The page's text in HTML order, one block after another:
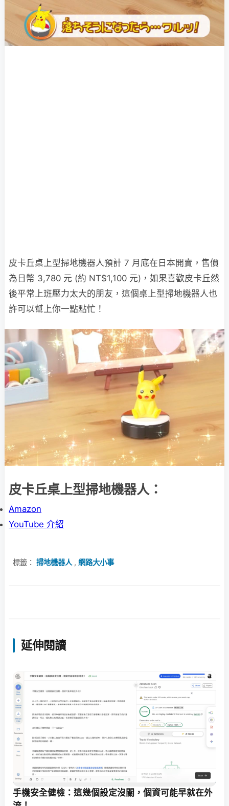
皮卡丘桌上型掃地機器人預計 7 月底在日本開賣，售價
為日幣 3,780 元 (約 NT$1,100 元)，如果喜歡皮卡丘然
後平常上班壓力太大的朋友，這個桌上型掃地機器人也
許可以幫上你一點點忙！
皮卡丘桌上型掃地機器人：
Amazon
YouTube 介紹
標籤： 掃地機器人 , 網路大小事
延伸閱讀
手機安全健檢：這幾個設定沒關，個資可能早就在外